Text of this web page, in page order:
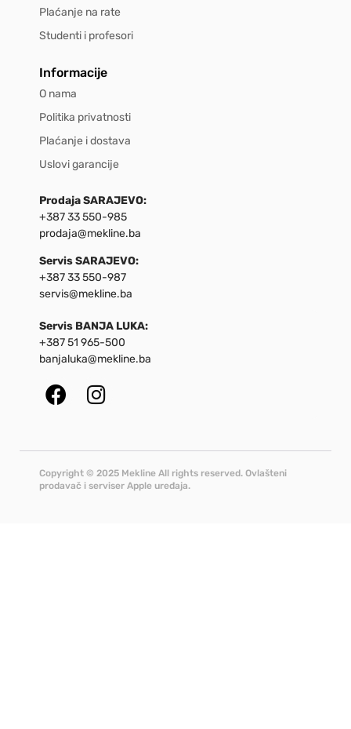
Plaćanje na rate
Studenti i profesori
Informacije
O nama
Politika privatnosti
Plaćanje i dostava
Uslovi garancije
Prodaja SARAJEVO:
+387 33 550-985
prodaja@mekline.ba
Servis SARAJEVO:
+387 33 550-987
servis@mekline.ba
Servis BANJA LUKA:
+387 51 965-500
banjaluka@mekline.ba
Copyright © 2025 Mekline All rights reserved. Ovlašteni
prodavač i serviser Apple uređaja.